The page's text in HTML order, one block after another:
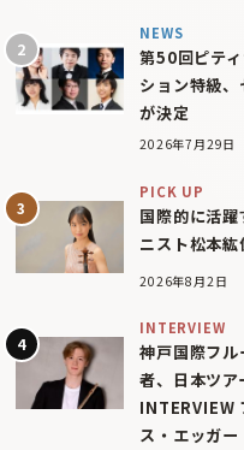
NEWS
第50回ピテ
ション特級
が決定
2026年7月29日
PICK UP
国際的に活
ニスト松本
2026年8月2日
INTERVIEW
神戸国際フ
者、日本ツア
INTERVIEW
ス・エッガー